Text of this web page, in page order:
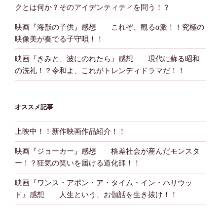
クとは何か？そのアイデンティティを問う！？
映画『海獣の子供』感想 これぞ、観るα派！！究極の
映像美が奏でる子守唄！！
映画『きみと、波にのれたら』感想 現代に蘇る昭和
の洗礼！？令和よ、これがトレンディドラマだ！！
オススメ記事
上映中！！新作映画作品紹介！！
映画『ジョーカー』感想 格差社会が産んだモンスタ
ー！？狂気の笑いを届ける道化師！！
映画『ワンス・アポン・ア・タイム・イン・ハリウッ
ド』感想 人生という、お伽話を生き抜け！！